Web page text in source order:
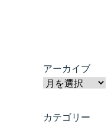
アーカイブ
カテゴリー